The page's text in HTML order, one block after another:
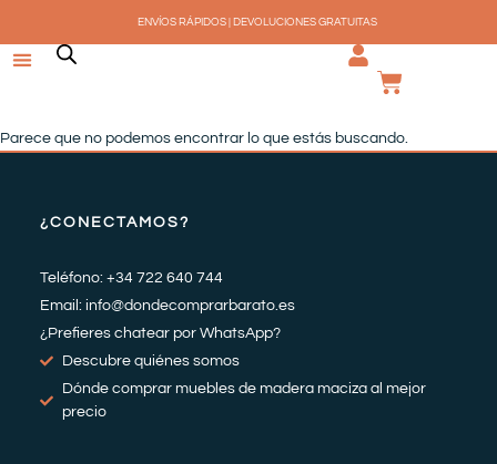
contenido
ENVÍOS RÁPIDOS | DEVOLUCIONES GRATUITAS
Parece que no podemos encontrar lo que estás buscando.
¿CONECTAMOS?
Teléfono: +34 722 640 744
Email: info@dondecomprarbarato.es
¿Prefieres chatear por WhatsApp?
Descubre quiénes somos
Dónde comprar muebles de madera maciza al mejor
precio